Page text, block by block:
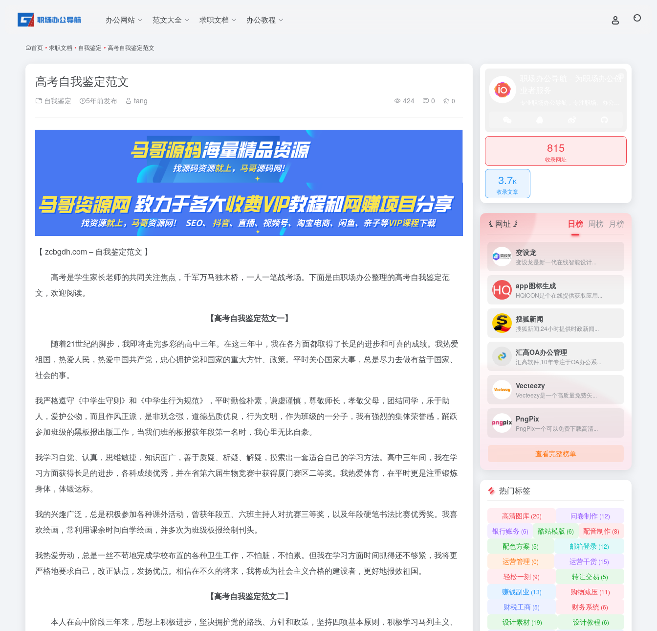
办公网站 范文大全 求职文档 办公教程
首页 • 求职文档 • 自我鉴定 • 高考自我鉴定范文
高考自我鉴定范文
自我鉴定 5年前发布 tang 424 0 0
【 zcbgdh.com – 自我鉴定范文 】
高考是学生家长老师的共同关注焦点，千军万马独木桥，一人一笔战考场。下面是由职场办公整理的高考自我鉴定范
文，欢迎阅读。
【高考自我鉴定范文一】
随着21世纪的脚步，我即将走完多彩的高中三年。在这三年中，我在各方面都取得了长足的进步和可喜的成绩。我热爱
祖国，热爱人民，热爱中国共产党，忠心拥护党和国家的重大方针、政策。平时关心国家大事，总是尽力去做有益于国家、
社会的事。
我严格遵守《中学生守则》和《中学生行为规范》，平时勤俭朴素，谦虚谨慎，尊敬师长，孝敬父母，团结同学，乐于助
人，爱护公物，而且作风正派，是非观念强，道德品质优良，行为文明，作为班级的一分子，我有强烈的集体荣誉感，踊跃
参加班级的黑板报出版工作，当我们班的板报获年段第一名时，我心里无比自豪。
我学习自觉、认真，思维敏捷，知识面广，善于质疑、析疑、解疑，摸索出一套适合自己的学习方法。高中三年间，我在学
习方面获得长足的进步，各科成绩优秀，并在省第六届生物竞赛中获得厦门赛区二等奖。我热爱体育，在平时更是注重锻炼
身体，体锻达标。
我的兴趣广泛，总是积极参加各种课外活动，曾获年段五、六班主持人对抗赛三等奖，以及年段硬笔书法比赛优秀奖。我喜
欢绘画，常利用课余时间自学绘画，并多次为班级板报绘制刊头。
我热爱劳动，总是一丝不苟地完成学校布置的各种卫生工作，不怕脏，不怕累。但我在学习方面时间抓得还不够紧，我将更
严格地要求自己，改正缺点，发扬优点。相信在不久的将来，我将成为社会主义合格的建设者，更好地报效祖国。
【高考自我鉴定范文二】
本人在高中阶段三年来，思想上积极进步，坚决拥护党的路线、方针和政策，坚持四项基本原则，积极学习马列主义、
815
收录网址
3.7K
收录文章
网址 日榜 周榜 月榜
变设龙
变设龙是新一代在线智能设计...
app图标生成
HQICON是个在线提供获取应用...
搜狐新闻
搜狐新闻,24小时提供时政新闻...
汇高OA办公管理
汇高软件,10年专注于OA办公系...
Vecteezy
Vecteezy是一个高质量免费矢...
PngPix
PngPix一个可以免费下载高清...
查看完整榜单
热门标签
高清图库(20) 问卷制作(12)
银行账务 (6) 酷站模版 (6) 配音制作 (8)
配色方案 (5) 邮箱登录(12)
运营管理 (0) 运营干货(15)
轻松一刻 (9) 转让交易 (5)
赚钱副业 (13) 购物减压(11)
财税工商 (5) 财务系统 (6)
设计素材 (19) 设计教程 (6)